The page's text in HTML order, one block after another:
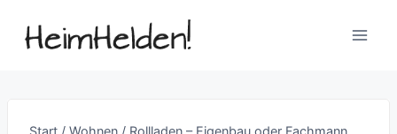
Inhalt
Start / Wohnen / Rollladen – Eigenbau oder Fachmann